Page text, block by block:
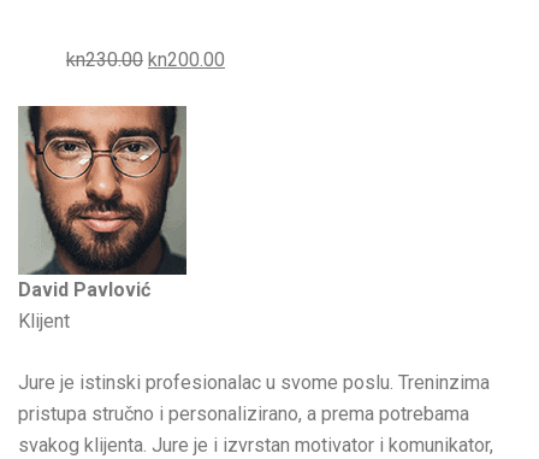
kn230.00 kn200.00
David Pavlović
Klijent
Jure je istinski profesionalac u svome poslu. Treninzima
pristupa stručno i personalizirano, a prema potrebama
svakog klijenta. Jure je i izvrstan motivator i komunikator,